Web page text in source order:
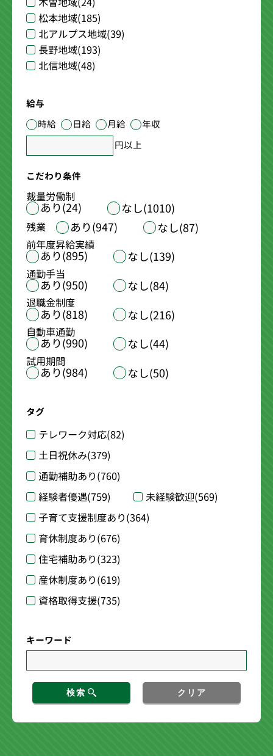
松本地域(185)
北アルプス地域(39)
長野地域(193)
北信地域(48)
給与
時給
日給 月給
年収
円以上
こだわり条件
裁量労働制
あり(24) なし(1010)
残業 あり(947) なし(87)
前年度昇給実績
あり(895) なし(139)
通勤手当
あり(950) なし(84)
退職金制度
あり(818) なし(216)
自動車通勤
あり(990) なし(44)
試用期間
あり(984) なし(50)
タグ
テレワーク対応(82)
土日祝休み(379)
通勤補助あり(760)
経験者優遇(759) 未経験歓迎(569)
子育て支援制度あり(364)
育休制度あり(676)
住宅補助あり(323)
産休制度あり(619)
資格取得支援(735)
キーワード
検索 クリア